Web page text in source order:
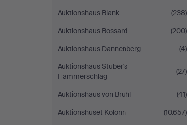
Auktionshaus Blank
(238)
Auktionshaus Bossard
(200)
Auktionshaus Dannenberg
(4)
Auktionshaus Stuber's
Hammerschlag
(27)
Auktionshaus von Brühl
(41)
Auktionshuset Kolonn
(10.657)